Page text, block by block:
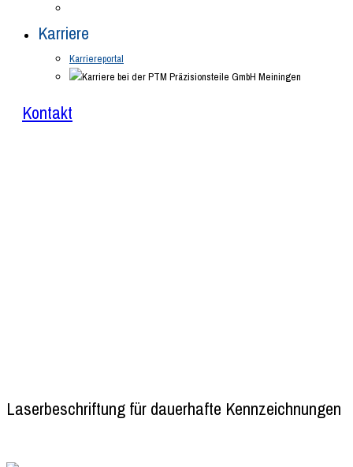
Karriere
Karriereportal
Kontakt
Laserbeschriftung für dauerhafte Kennzeichnungen